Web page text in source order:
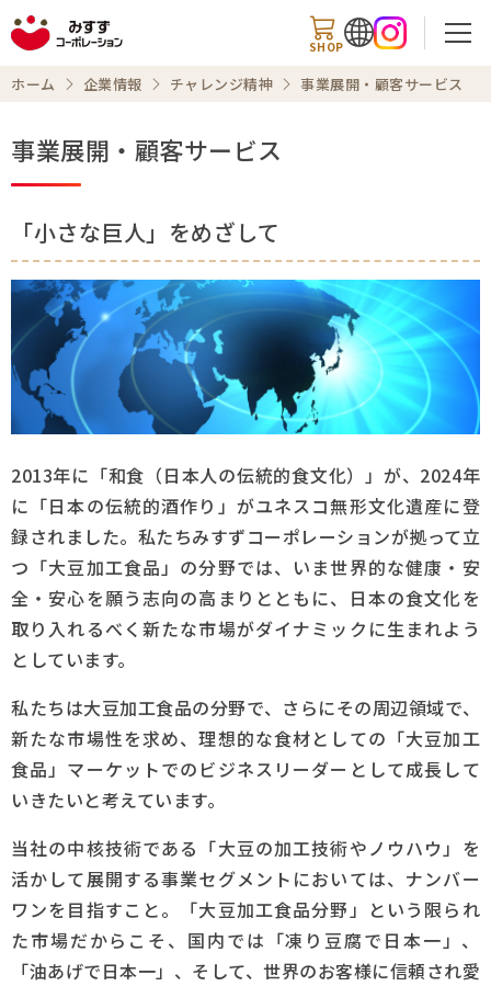
SHOP
ホーム
企業トップ
会社案内
事業内容
チャレンジ精神
生産工場
社会と未来
採用情報
お問い合わせ
ホーム 企業情報 チャレンジ精神 事業展開・顧客サービス
事業展開・顧客サービス
「小さな巨人」をめざして
2013年に「和食（日本人の伝統的食文化）」が、2024年
に「日本の伝統的酒作り」がユネスコ無形文化遺産に登
録されました。私たちみすずコーポレーションが拠って立
つ「大豆加工食品」の分野では、いま世界的な健康・安
全・安心を願う志向の高まりとともに、日本の食文化を
取り入れるべく新たな市場がダイナミックに生まれよう
としています。
私たちは大豆加工食品の分野で、さらにその周辺領域で、
新たな市場性を求め、理想的な食材としての「大豆加工
食品」マーケットでのビジネスリーダーとして成長して
いきたいと考えています。
当社の中核技術である「大豆の加工技術やノウハウ」を
活かして展開する事業セグメントにおいては、ナンバー
ワンを目指すこと。「大豆加工食品分野」という限られ
た市場だからこそ、国内では「凍り豆腐で日本一」、
「油あげで日本一」、そして、世界のお客様に信頼され愛